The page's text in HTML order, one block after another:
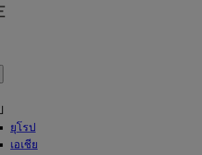
ยุโรป
เอเชีย